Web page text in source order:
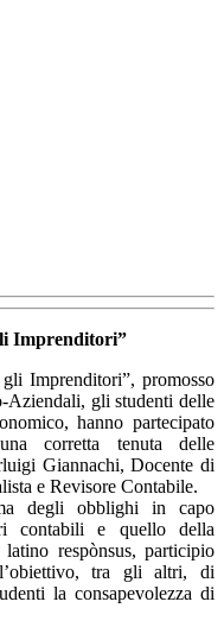
Imprenditori”
Imprenditori”, promosso
Aziendali, gli studenti delle
hanno partecipato
corretta tenuta delle
Giannachi, Docente di
e Revisore Contabile.
degli obblighi in capo
contabili e quello della
respònsus, participio
tra gli altri, di
la consapevolezza di